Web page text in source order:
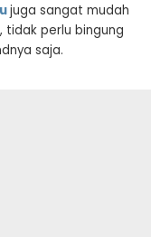
juga sangat mudah
tidak perlu bingung
saja.